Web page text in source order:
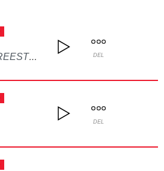
NAPOLI (FREESTYLE) DEL
DEL